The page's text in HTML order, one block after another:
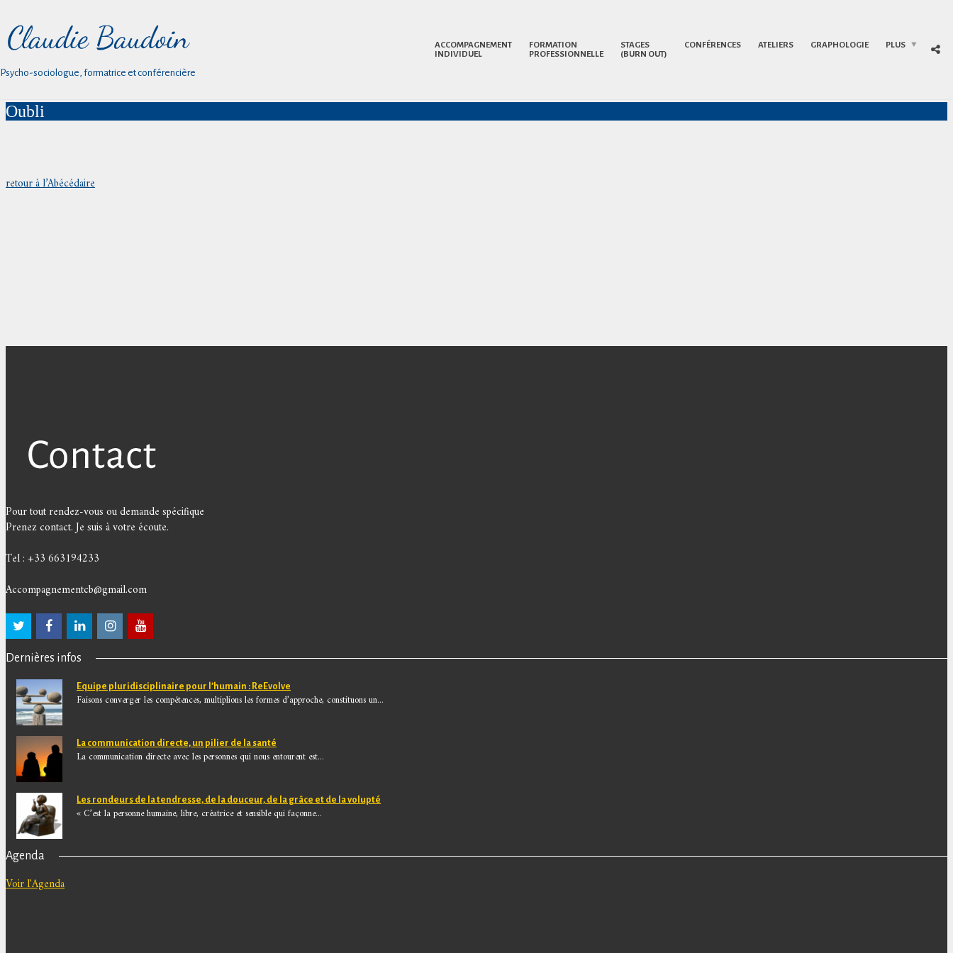
Psycho-sociologue, formatrice et conférencière
ACCOMPAGNEMENT
INDIVIDUEL
FORMATION
PROFESSIONNELLE
STAGES
(BURN OUT)
CONFÉRENCES ATELIERS GRAPHOLOGIE PLUS
Oubli
retour à l’Abécédaire
Pour tout rendez-vous ou demande spécifique
Prenez contact. Je suis à votre écoute.
Tel : +33 663194233
Accompagnementcb@gmail.com
Dernières infos
Equipe pluridisciplinaire pour l’humain : ReEvolve
Faisons converger les compétences, multiplions les formes d’approche, constituons un...
La communication directe, un pilier de la santé
La communication directe avec les personnes qui nous entourent est...
Les rondeurs de la tendresse, de la douceur, de la grâce et de la volupté
« C’est la personne humaine, libre, créatrice et sensible qui façonne...
Agenda
Voir l'Agenda